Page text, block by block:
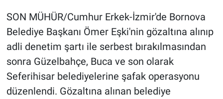
SON MÜHÜR/Cumhur Erkek-İzmir'de Bornova
Belediye Başkanı Ömer Eşki'nin gözaltına alınıp
adli denetim şartı ile serbest bırakılmasından
sonra Güzelbahçe, Buca ve son olarak
Seferihisar belediyelerine şafak operasyonu
düzenlendi. Gözaltına alınan belediye